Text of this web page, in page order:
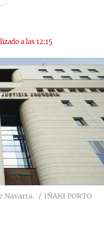
a las 12:15
Navarra. IÑAKI PORTO